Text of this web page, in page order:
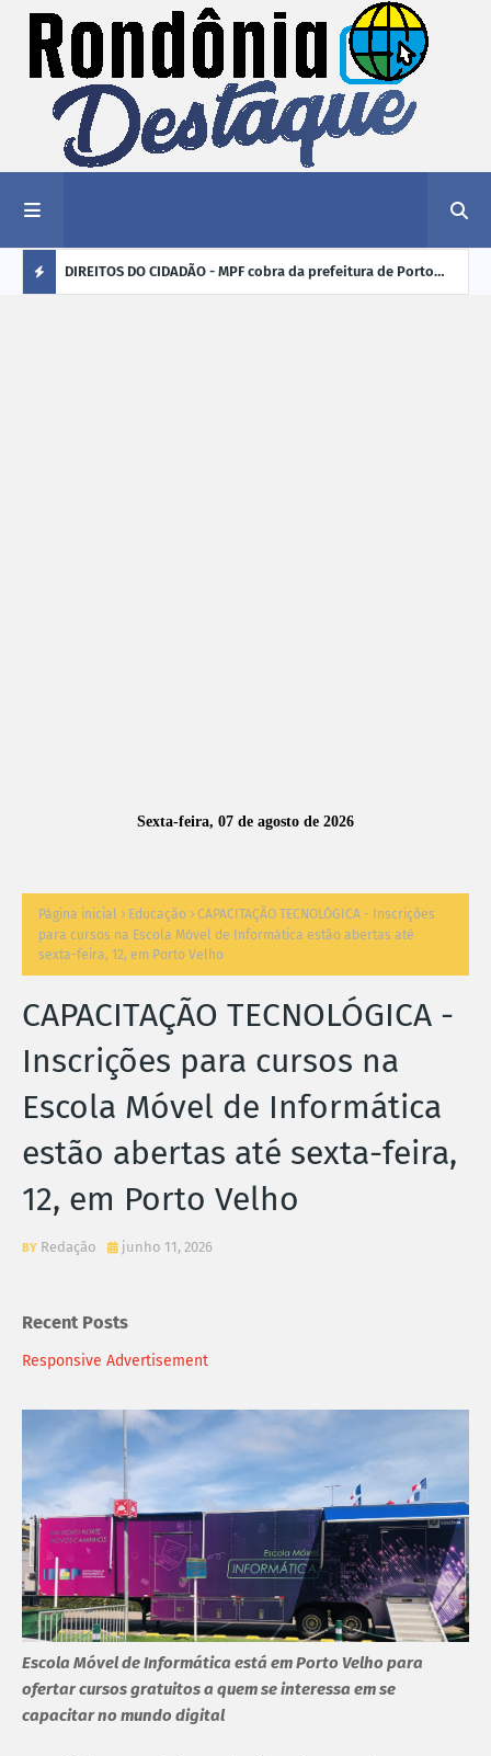
DIREITOS DO CIDADÃO - MPF cobra da prefeitura de Porto
Sexta-feira, 07 de agosto de 2026
Página inicial Educação
CAPACITAÇÃO TECNOLÓGICA - Inscrições
para cursos na Escola Móvel de Informática estão abertas até
sexta-feira, 12, em Porto Velho
CAPACITAÇÃO TECNOLÓGICA -
Inscrições para cursos na
Escola Móvel de Informática
estão abertas até sexta-feira,
12, em Porto Velho
Redação junho 11, 2026
Recent Posts
Responsive Advertisement
Escola Móvel de Informática está em Porto Velho para
ofertar cursos gratuitos a quem se interessa em se
capacitar no mundo digital